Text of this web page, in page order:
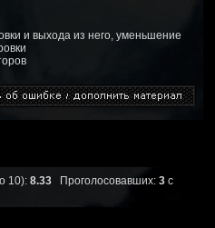
и выхода из него, уменьшение
10): 8.33 Проголосовавших: 3 с